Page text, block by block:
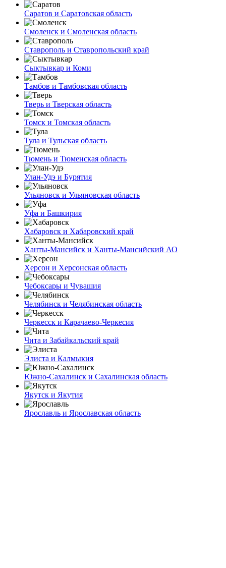
Саратов и Саратовская область
Смоленск и Смоленская область
Ставрополь и Ставропольский край
Сыктывкар и Коми
Тамбов и Тамбовская область
Тверь и Тверская область
Томск и Томская область
Тула и Тульская область
Тюмень и Тюменская область
Улан-Удэ и Бурятия
Ульяновск и Ульяновская область
Уфа и Башкирия
Хабаровск и Хабаровский край
Ханты-Мансийск и Ханты-Мансийский АО
Херсон и Херсонская область
Чебоксары и Чувашия
Челябинск и Челябинская область
Черкесск и Карачаево-Черкесия
Чита и Забайкальский край
Элиста и Калмыкия
Южно-Сахалинск и Сахалинская область
Якутск и Якутия
Ярославль и Ярославская область